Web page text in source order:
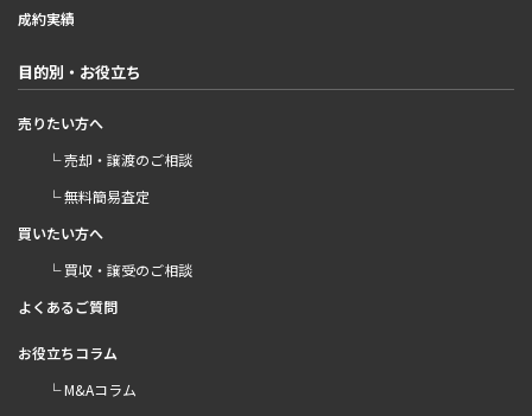
成約実績
目的別・お役立ち
売りたい方へ
└ 売却・譲渡のご相談
└ 無料簡易査定
買いたい方へ
└ 買収・譲受のご相談
よくあるご質問
お役立ちコラム
└ M&Aコラム